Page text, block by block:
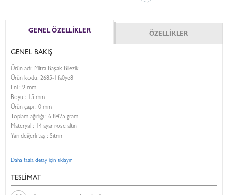
GENEL ÖZELLİKLER ÖZELLİKLER
GENEL BAKIŞ
Ürün adı: Mitra Başak Bilezik
Ürün kodu: 2685-1fa0ye8
Eni : 9 mm
Boyu : 15 mm
Ürün çapı : 0 mm
Toplam ağırlığı : 6.8425 gram
Materyal : 14 ayar rose altın
Yarı değerli taş : Sitrin
Daha fazla detay için tıklayın
TESLİMAT